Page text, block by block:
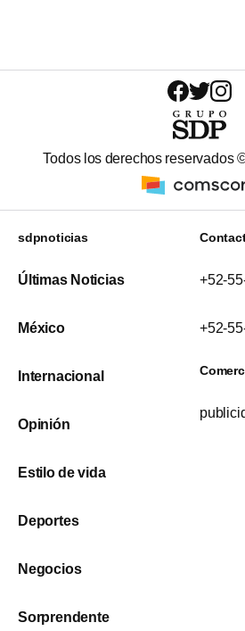
Todos los derechos reservados
sdpnoticias
Últimas Noticias
México
Internacional
Opinión
Estilo de vida
Deportes
Negocios
Sorprendente
+52-
+52-